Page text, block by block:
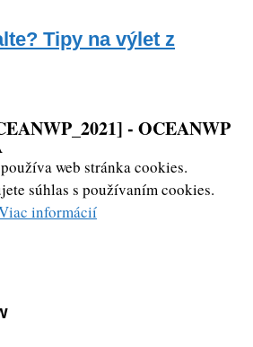
Tipy na výlet z
- OCEANWP
web stránka cookies.
súhlas s používaním cookies.
informácií